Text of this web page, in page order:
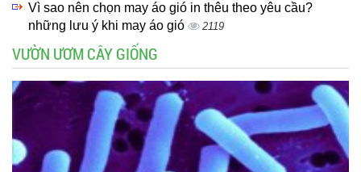
Vì sao nên chọn may áo gió in thêu theo yêu cầu?
những lưu ý khi may áo gió
2119
VƯỜN ƯƠM CÂY GIỐNG